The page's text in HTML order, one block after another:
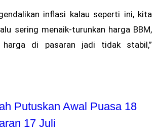
inflasi kalau seperti ini, kita
sering menaik-turunkan harga BBM,
harga di pasaran jadi tidak stabil,”
Putuskan Awal Puasa 18
17 Juli